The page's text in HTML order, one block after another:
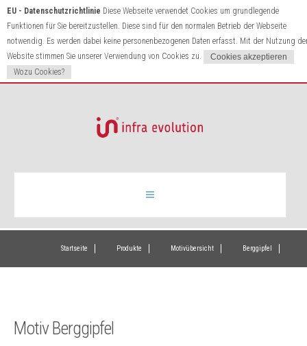
EU - Datenschutzrichtlinie Diese Webseite verwendet Cookies um grundlegende
Funktionen für Sie bereitzustellen. Diese sind für den normalen Betrieb der Webseite
notwendig. Es werden dabei keine personenbezogenen Daten erfasst. Mit der Nutzung
Website stimmen Sie unserer Verwendung von Cookies zu.
Wozu Cookies?
Infrarotheizung
Kontakt
Startseite Produkte Motivübersicht Berggipfel
Motiv Berggipfel